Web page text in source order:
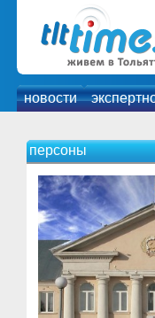
новости
персоны